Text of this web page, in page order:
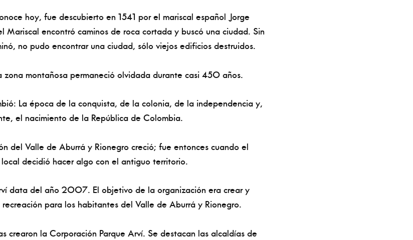
hoy, fue descubierto en 1541 por el mariscal español Jorge
Mariscal encontró caminos de roca cortada y buscó una ciudad. Sin
no pudo encontrar una ciudad, sólo viejos edificios destruidos.
zona montañosa permaneció olvidada durante casi 450 años.
La época de la conquista, de la colonia, de la independencia y,
el nacimiento de la República de Colombia.
del Valle de Aburrá y Rionegro creció; fue entonces cuando el
decidió hacer algo con el antiguo territorio.
data del año 2007. El objetivo de la organización era crear y
para los habitantes del Valle de Aburrá y Rionegro.
crearon la Corporación Parque Arví. Se destacan las alcaldías de